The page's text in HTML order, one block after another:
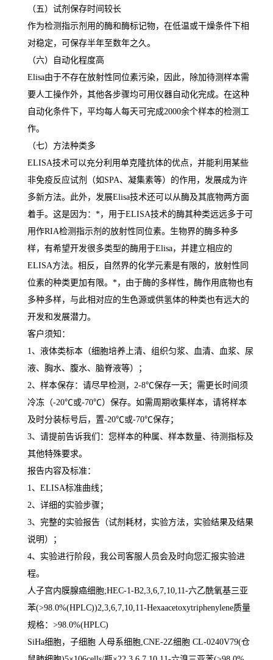
（五）试剂保存时间较长
作为检测指示剂用的酶和酶标记物，在低温或干燥条件下相
对稳定，可保存半年至数年之久。
（六）自动化程度高
Elisa由于不存在放射性同位素污染，因此，除加待测样本需
要人工操作外，其他各步骤均可用仪器自动化完成。在这种
自动化条件下，平均每人每天可完成2000余个样本的检测工
作。
（七）方法种类多
ELISA技术可以充分利用单克隆抗体的优点，并能利用某些
非免疫反应试剂（如 SPA、凝集素等）的作用，发展成为许
多新方法。此外，发展Elisa技术还可以从酶及其底物两方面
着手。这是因为： *，用于ELISA技术的酶其种类远远多于可
用作RIA检测指示剂的放射性同位素。生物界的酶多种多
样，有希望开发很多类型的酶用于Elisa，并建立相应的
ELISA方法。相反，自然界的化学元素是有限的，放射性同
位素的种类更加有限。 *，由于酶的多样性，酶作用底物也有
多种多样，与此相对应的生色源或供氢体的种类也有远大的
开发和发展潜力。
客户须知：
1 、液体类标本（细胞培养上清、组织匀浆、血清、血浆、尿
液、胸水、腹水、脑脊液等）；
2、样本保存：请尽早检测， 2-8℃保存一天；需更长时间须
冷冻（-20℃或-70℃）保存。如需周期收集样本，请将样本
及时分装标号后，置-20℃或-70℃保存；
3、请提前告诉我们：您样本的种属、样本数量、待测指标及
其他特殊要求。
报告内容及标准：
1 、 ELISA标准曲线；
2、详细的实验步骤；
3、完整的实验报告（试剂耗材，实验方法，实验结果及结果
说明）；
4、实验进行阶段，我公司客服人员会及时向您汇报实验进
程。
人子宫内膜腺癌细胞;HEC-1-B2,3,6,7,10,11-六乙酰氧基三亚
苯(>98.0%(HPLC))2,3,6,7,10,11-Hexaacetoxytriphenylene质量
规格： >98.0%(HPLC)
SiHa细胞，子细胞 人母系细胞 ,CNE-2Z细胞 CL-0240V79(仓